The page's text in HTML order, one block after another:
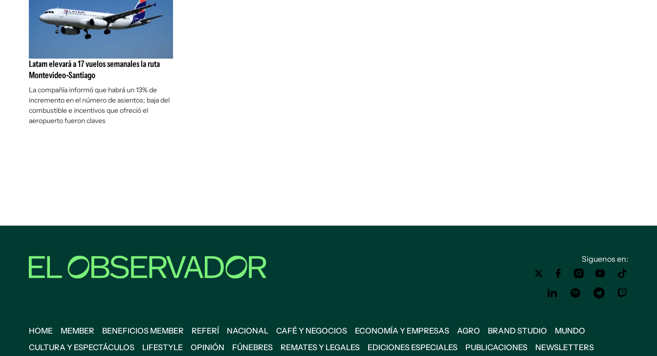
Latam elevará a 17 vuelos semanales la ruta
Montevideo-Santiago
La compañía informó que habrá un 13% de
incremento en el número de asientos; baja del
combustible e incentivos que ofreció el
aeropuerto fueron claves
Siguenos en:
HOME MEMBER BENEFICIOS MEMBER REFERÍ NACIONAL CAFÉ Y NEGOCIOS ECONOMÍA Y EMPRESAS AGRO BRAND STUDIO
MUNDO
CULTURA Y ESPECTÁCULOS
LIFESTYLE OPINIÓN FÚNEBRES REMATES Y LEGALES EDICIONES ESPECIALES PUBLICACIONES NEWSLETTERS